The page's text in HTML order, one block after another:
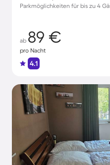
Parkmöglichkeiten für bis zu 4
ab 89 €
pro Nacht
4.1